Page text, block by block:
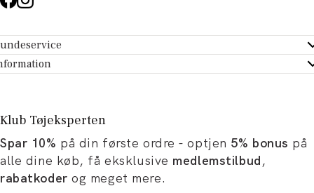
- Hjælpecenter
dit køb
Tøjeksperten
og artikler
og karriere
Klub Tøjeksperten
Spar 10% på din første ordre - optjen 5% bonus på
alle dine køb, få eksklusive medlemstilbud,
rabatkoder og meget mere.